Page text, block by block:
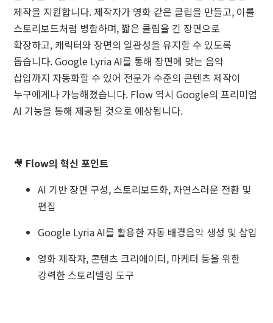
제작을 지원합니다. 제작자가 영화 같은 클립을 만들고, 이를
스토리보드처럼 병합하며, 짧은 클립을 긴 장면으로
확장하고, 캐릭터와 장면의 일관성을 유지할 수 있도록
돕습니다. Google Lyria AI를 통해 장면에 맞는 음악
삽입까지 자동화할 수 있어 전문가 수준의 콘텐츠 제작이
누구에게나 가능해졌습니다. Flow 역시 Google의 프리미엄
AI 기능을 통해 제공될 것으로 예상됩니다.
🎥 Flow의 혁신 포인트
AI 기반 장면 구성, 스토리보드화, 자연스러운 전환 및
편집
Google Lyria AI를 활용한 자동 배경음악 생성 및 삽입
영화 제작자, 콘텐츠 크리에이터, 마케터 등을 위한
강력한 스토리텔링 도구